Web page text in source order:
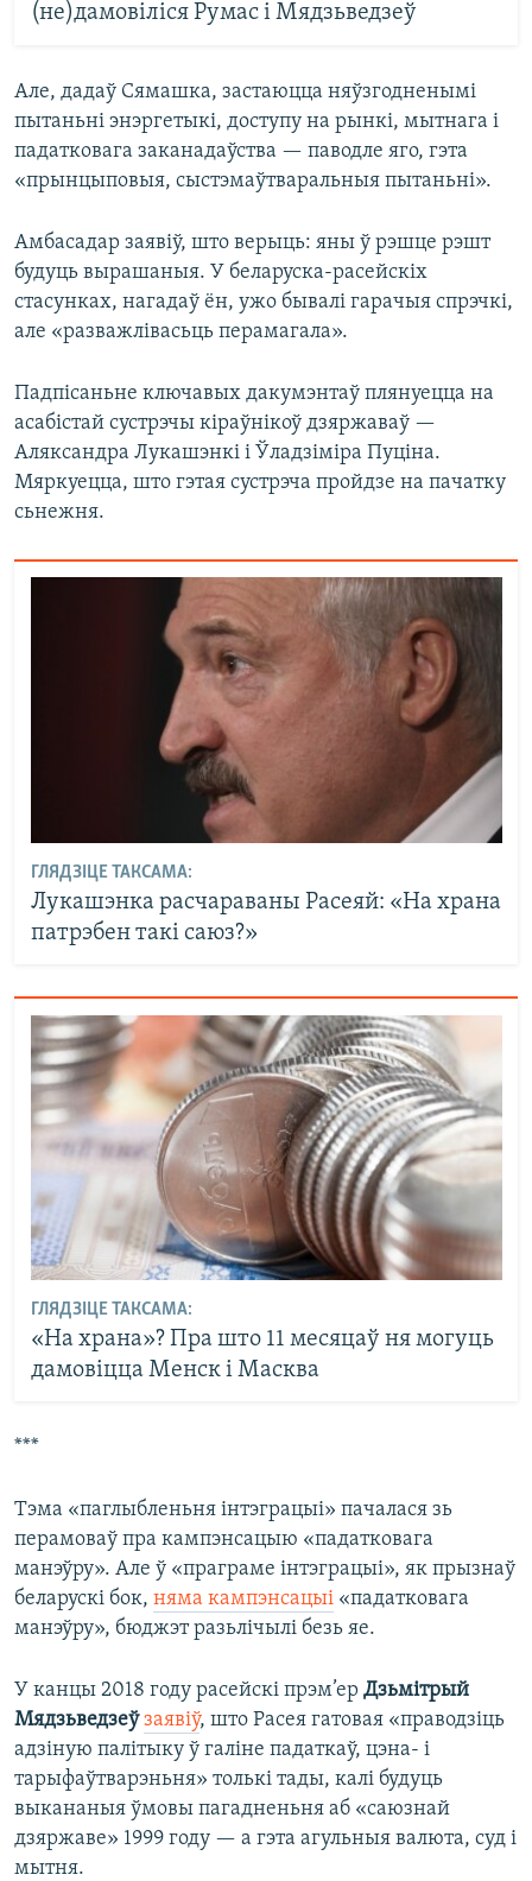
(не)дамовіліся Румас і Мядзьведзеў
Але, дадаў Сямашка, застаюцца няўзгодненымі
пытаньні энэргетыкі, доступу на рынкі, мытнага і
падатковага заканадаўства — паводле яго, гэта
«прынцыповыя, сыстэмаўтваральныя пытаньні».
Амбасадар заявіў, што верыць: яны ў рэшце рэшт
будуць вырашаныя. У беларуска-расейскіх
стасунках, нагадаў ён, ужо бывалі гарачыя спрэчкі,
але «разважлівасьць перамагала».
Падпісаньне ключавых дакумэнтаў плянуецца на
асабістай сустрэчы кіраўнікоў дзяржаваў —
Аляксандра Лукашэнкі і Ўладзіміра Пуціна.
Мяркуецца, што гэтая сустрэча пройдзе на пачатку
сьнежня.
ГЛЯДЗІЦЕ ТАКСАМА:
Лукашэнка расчараваны Расеяй: «На храна
патрэбен такі саюз?»
ГЛЯДЗІЦЕ ТАКСАМА:
«На храна»? Пра што 11 месяцаў ня могуць
дамовіцца Менск і Масква
***
Тэма «паглыбленьня інтэграцыі» пачалася зь
перамоваў пра кампэнсацыю «падатковага
манэўру». Але ў «праграме інтэграцыі», як прызнаў
беларускі бок, няма кампэнсацыі «падатковага
манэўру», бюджэт разьлічылі безь яе.
У канцы 2018 году расейскі прэм’ер Дзьмітрый
Мядзьведзеўзаявіў, што Расея гатовая «праводзіць
адзіную палітыку ў галіне падаткаў, цэна- і
тарыфаўтварэньня» толькі тады, калі будуць
выкананыя ўмовы пагадненьня аб «саюзнай
дзяржаве» 1999 году — а гэта агульныя валюта, суд і
мытня.